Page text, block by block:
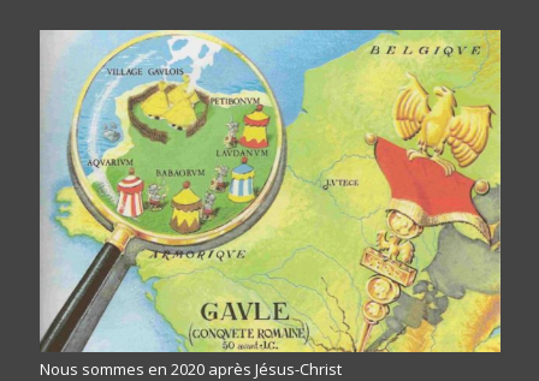
Nous sommes en 2020 après Jésus-Christ